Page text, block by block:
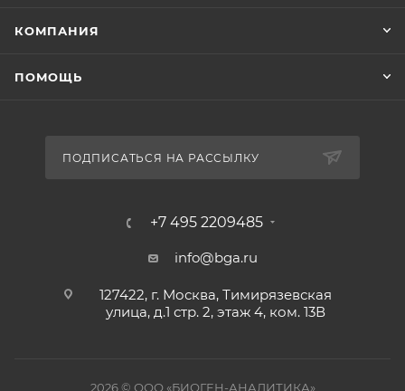
КОМПАНИЯ
ПОМОЩЬ
ПОДПИСАТЬСЯ НА РАССЫЛКУ
+7 495 2209485
info@bga.ru
127422, г. Москва, Тимирязевская
улица, д.1 стр. 2, этаж 4, ком. 13В
2026 © ООО «БИОГЕН-АНАЛИТИКА»